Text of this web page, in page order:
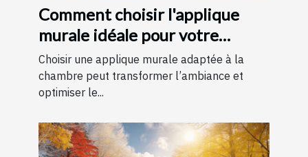
Comment choisir l'applique
murale idéale pour votre
chambre
Choisir une applique murale adaptée à la
chambre peut transformer l’ambiance et
optimiser le...